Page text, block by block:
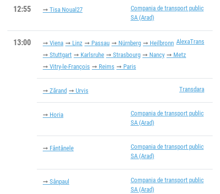
12:55
Compania de transport public
SA (Arad)
Tisa Noual27
13:00 AlexaTrans
Viena Linz Passau Nürnberg
Heilbronn
Stuttgart
Karlsruhe Strasbourg Nancy
Metz
Vitry-le-François
Reims Paris
Transdara
Zărand Urvis
Compania de transport public
SA (Arad)
Horia
Compania de transport public
SA (Arad)
Fântânele
Compania de transport public
SA (Arad)
Sânpaul